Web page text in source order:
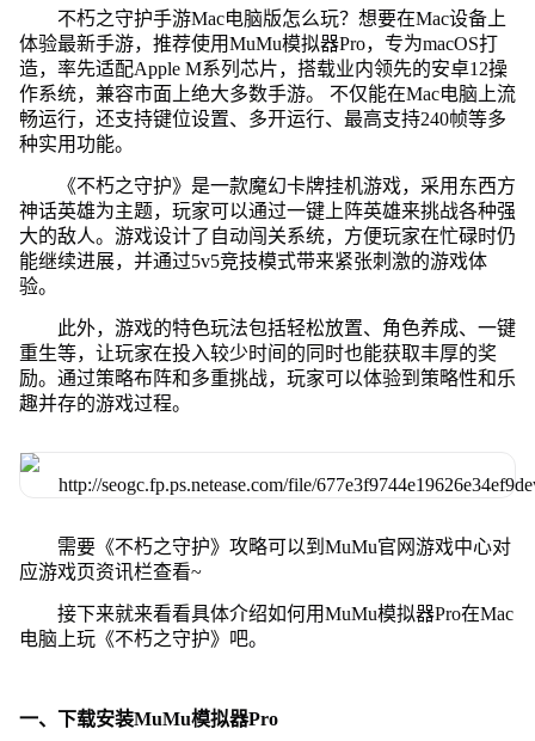
不朽之守护手游Mac电脑版怎么玩？想要在Mac设备上
体验最新手游，推荐使用MuMu模拟器Pro，专为macOS打
造，率先适配Apple M系列芯片，搭载业内领先的安卓12操
作系统，兼容市面上绝大多数手游。 不仅能在Mac电脑上流
畅运行，还支持键位设置、多开运行、最高支持240帧等多
种实用功能。
《不朽之守护》是一款魔幻卡牌挂机游戏，采用东西方
神话英雄为主题，玩家可以通过一键上阵英雄来挑战各种强
大的敌人。游戏设计了自动闯关系统，方便玩家在忙碌时仍
能继续进展，并通过5v5竞技模式带来紧张刺激的游戏体
验。
此外，游戏的特色玩法包括轻松放置、角色养成、一键
重生等，让玩家在投入较少时间的同时也能获取丰厚的奖
励。通过策略布阵和多重挑战，玩家可以体验到策略性和乐
趣并存的游戏过程。
需要《不朽之守护》攻略可以到MuMu官网游戏中心对
应游戏页资讯栏查看~
接下来就来看看具体介绍如何用MuMu模拟器Pro在Mac
电脑上玩《不朽之守护》吧。
一、下载安装MuMu模拟器Pro